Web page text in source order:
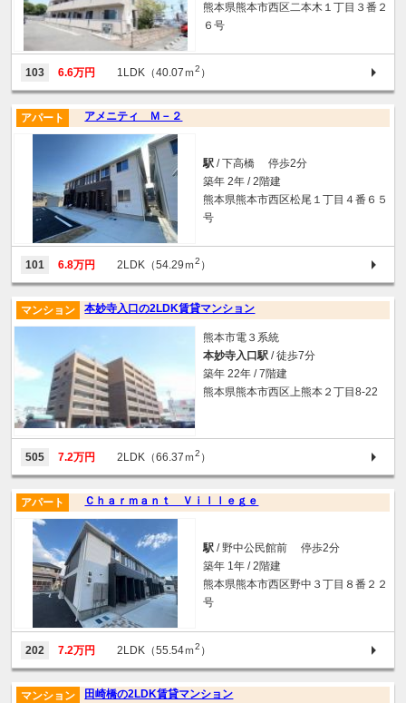
熊本県熊本市西区二本木１丁目３番２
６号
103 6.6万円 1LDK（40.07ｍ2 ）
アメニティ Ｍ－２
アパート
駅 / 下高橋 停歩2分
築年 2年 / 2階建
熊本県熊本市西区松尾１丁目４番６５
号
101 6.8万円 2LDK（54.29ｍ2 ）
本妙寺入口の2LDK賃貸マンション
マンション
熊本市電３系統
本妙寺入口駅 / 徒歩7分
築年 22年 / 7階建
熊本県熊本市西区上熊本２丁目8-22
505 7.2万円 2LDK（66.37ｍ2 ）
Ｃｈａｒｍａｎｔ Ｖｉｌｌｅｇｅ
アパート
駅 / 野中公民館前 停歩2分
築年 1年 / 2階建
熊本県熊本市西区野中３丁目８番２２
号
202 7.2万円 2LDK（55.54ｍ2 ）
田崎橋の2LDK賃貸マンション
マンション